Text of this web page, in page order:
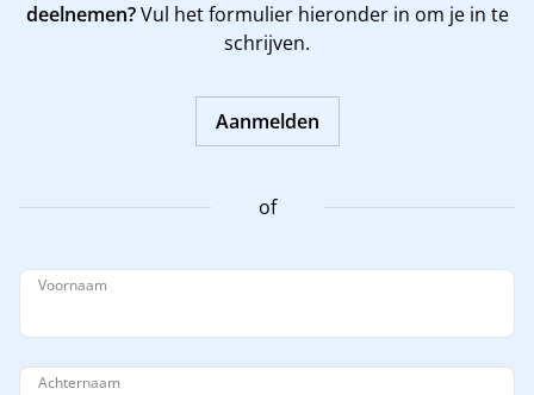
deelnemen?Vul het formulier hieronder in om je in te
schrijven.
Aanmelden
of
Voornaam
Achternaam